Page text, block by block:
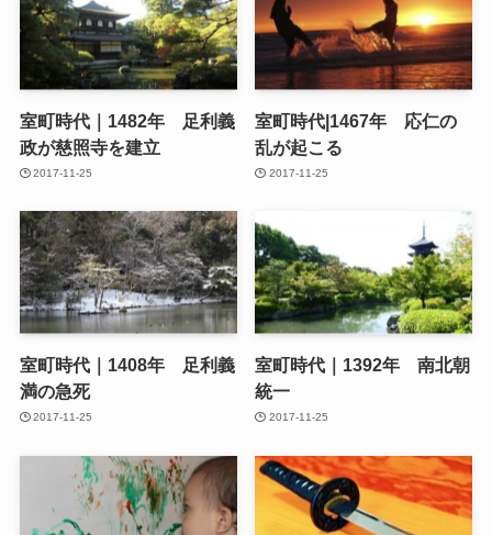
室町時代｜1482年 足利義
政が慈照寺を建立
2017-11-25
室町時代|1467年 応仁の
乱が起こる
2017-11-25
室町時代｜1408年 足利義
満の急死
2017-11-25
室町時代｜1392年 南北朝
統一
2017-11-25